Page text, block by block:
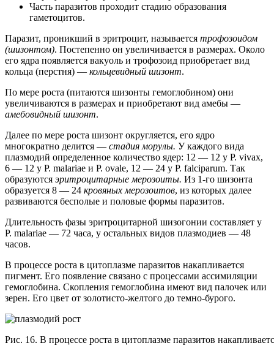
Часть паразитов проходит стадию образования
гаметоцитов.
Паразит, проникший в эритроцит, называется трофозоидом
(шизонтом). Постепенно он увеличивается в размерах. Около
его ядра появляется вакуоль и трофозоид приобретает вид
кольца (перстня) — кольцевидный шизонт.
По мере роста (питаются шизонты гемоглобином) они
увеличиваются в размерах и приобретают вид амебы —
амебовидный шизонт.
Далее по мере роста шизонт округляется, его ядро
многократно делится — стадия морулы. У каждого вида
плазмодий определенное количество ядер: 12 — 12 у P. vivax,
6 — 12 у P. malariae и P. ovale, 12 — 24 у P. falciparum. Так
образуются эритроцитарные мерозоиты. Из 1-го шизонта
образуется 8 — 24 кровяных мерозоитов, из которых далее
развиваются бесполые и половые формы паразитов.
Длительность фазы эритроцитарной шизогонии составляет у
P. malariae — 72 часа, у остальных видов плазмодиев — 48
часов.
В процессе роста в цитоплазме паразитов накапливается
пигмент. Его появление связано с процессами ассимиляции
гемоглобина. Скопления гемоглобина имеют вид палочек или
зерен. Его цвет от золотисто-желтого до темно-бурого.
Рис. 16. В процессе роста в цитоплазме паразитов